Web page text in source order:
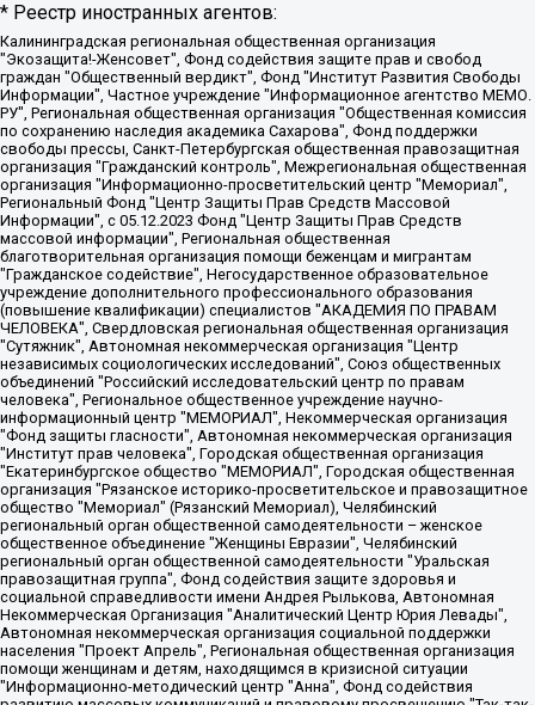
* Реестр иностранных агентов:
Калининградская региональная общественная организация "Экозащита!-Женсовет", Фонд содействия защите прав и свобод граждан "Общественный вердикт", Фонд "Институт Развития Свободы Информации", Частное учреждение "Информационное агентство МЕМО. РУ", Региональная общественная организация "Общественная комиссия по сохранению наследия академика Сахарова", Фонд поддержки свободы прессы, Санкт-Петербургская общественная правозащитная организация "Гражданский контроль", Межрегиональная общественная организация "Информационно-просветительский центр "Мемориал", Региональный Фонд "Центр Защиты Прав Средств Массовой Информации", с 05.12.2023 Фонд "Центр Защиты Прав Средств массовой информации", Региональная общественная благотворительная организация помощи беженцам и мигрантам "Гражданское содействие", Негосударственное образовательное учреждение дополнительного профессионального образования (повышение квалификации) специалистов "АКАДЕМИЯ ПО ПРАВАМ ЧЕЛОВЕКА", Свердловская региональная общественная организация "Сутяжник", Автономная некоммерческая организация "Центр независимых социологических исследований", Союз общественных объединений "Российский исследовательский центр по правам человека", Региональное общественное учреждение научно-информационный центр "МЕМОРИАЛ", Некоммерческая организация "Фонд защиты гласности", Автономная некоммерческая организация "Институт прав человека", Городская общественная организация "Екатеринбургское общество "МЕМОРИАЛ", Городская общественная организация "Рязанское историко-просветительское и правозащитное общество "Мемориал" (Рязанский Мемориал), Челябинский региональный орган общественной самодеятельности – женское общественное объединение "Женщины Евразии", Челябинский региональный орган общественной самодеятельности "Уральская правозащитная группа", Фонд содействия защите здоровья и социальной справедливости имени Андрея Рылькова, Автономная Некоммерческая Организация "Аналитический Центр Юрия Левады", Автономная некоммерческая организация социальной поддержки населения "Проект Апрель", Региональная общественная организация помощи женщинам и детям, находящимся в кризисной ситуации "Информационно-методический центр "Анна", Фонд содействия развитию массовых коммуникаций и правовому просвещению "Так-так-Так", Фонд содействия устойчивому развитию "Серебряная тайга", Свердловский региональный общественный фонд социальных проектов "Новое время", "Idel.Реалии", Кавказ.Реалии, Крым.Реалии, Телеканал Настоящее Время, Татаро-башкирская служба Радио Свобода (Azatliq Radiosi), Радио Свободная Европа/Радио Свобода (PCE/PC), "Сибирь.Реалии", "Фактограф", Благотворительный фонд помощи осужденным и их семьям, Автономная некоммерческая организация "Институт глобализации и социальных движений", Фонд "В защиту прав заключенных", Частное учреждение "Центр поддержки и содействия развитию средств массовой информации", Пензенский региональный общественный благотворительный фонд "Гражданский союз", "Север.Реалии", Некоммерческая организация Фонд "Правовая инициатива", Общество с ограниченной ответственностью "Радио Свободная Европа/Радио Свобода", Чешское информационное агентство "MEDIUM-ORIENT", Красноярская региональная общественная организация "Мы против СПИДа", Камалягин Денис Николаевич, Маркелов Сергей Евгеньевич, Пономарев Лев Александрович, Савицкая Людмила Алексеевна, Автономная некоммерческая организация "Центр по работе с проблемой насилия "НАСИЛИЮ.НЕТ", Межрегиональный профессиональный союз работников здравоохранения "Альянс врачей", Юридическое лицо, зарегистрированное в Латвийской Республике, SIA "Medusa Project" (регистрационный номер 40103797863, дата регистрации 10.06.2014), Некоммерческая организация "Фонд по борьбе с коррупцией", Автономная некоммерческая организация "Институт права и публичной политики", Баданин Роман Сергеевич, Гликин Максим Александрович, Железнова Мария Михайловна, Лукьянова Юлия Сергеевна, Маетная Елизавета Витальевна, Маняхин Петр Борисович, Чуракова Ольга Владимировна, Ярош Юлия Петровна, Юридическое лицо "The Insider SIA", зарегистрированное в Риге, Латвийская Республика (дата регистрации 26.06.2015), являющееся администратором доменного имени интернет-издания "The Insider SIA", https://theins.ru, Постернак Алексей Евгеньевич, Рубин Михаил Аркадьевич, Анин Роман Александрович, Юридическое лицо Istories fonds, зарегистрированное в Латвийской Республике (регистрационный номер 50008295751, дата регистрации 24.02.2020), Великовский Дмитрий Александрович, Долинина Ирина Николаевна, Мароховская Алеся Алексеевна, Шлейнов Роман Юрьевич, Шмагун Олеся Валентиновна, Общество с ограниченной ответственностью "Альтаир 2021", Общество с ограниченной ответственностью "Вега 2021", Общество с ограниченной ответственностью "Главный редактор 2021", Общество с ограниченной ответственностью "Ромашки монолит", Важенков Артем Валерьевич, Ивановская областная общественная организация "Центр гендерных исследований", Гурман Юрий Альбертович, Медиапроект "ОВД-Инфо", Егоров Владимир Владимирович, Жилинский Владимир Александрович, Общество с ограниченной ответственностью "ЗП", Иванова София Юрьевна, Карезина Инна Павловна, Кильтау Екатерина Викторовна, Петров Алексей Викторович, Пискунов Сергей Евгеньевич, Смирнов Сергей Сергеевич, Тихонов Михаил Сергеевич, Общество с ограниченной ответственностью "ЖУРНАЛИСТ-ИНОСТРАННЫЙ АГЕНТ", Арапова Галина Юрьевна, Вольтская Татьяна Анатольевна, Американская компания "Mason G.E.S. Anonymous Foundation" (США), являющаяся владельцем интернет-издания https://mnews.world/, Компания "Stichting Bellingcat", зарегистрированная в Нидерландах (дата регистрации 11.07.2018), Захаров Андрей Вячеславович, Клепиковская Екатерина Дмитриевна, Общество с ограниченной ответственностью "МЕМО", Перл Роман Александрович, Симонов Евгений Алексеевич, Соловьева Елена Анатольевна, Сотников Даниил Владимирович, Сурначева Елизавета Дмитриевна, Автономная некоммерческая организация по защите прав человека и информированию населения "Якутия – Наше Мнение", Общество с ограниченной ответственностью "Москоу диджитал медиа", с 26.01.2023 Общество с ограниченной ответственностью "Чайка Белые сады", Ветошкина Валерия Валерьевна, Заговора Максим Александрович, Межрегиональное общественное движение "Российская ЛГБТ - сеть", Оленичев Максим Владимирович, Павлов Иван Юрьевич, Скворцова Елена Сергеевна, Общество с ограниченной ответственностью "Как бы инагент", Кочетков Игорь Викторович, Общество с ограниченной ответственностью "Честные выборы", Еланчик Олег Александрович, Общество с ограниченной ответственностью "Нобелевский призыв", Гималова Регина Эмилевна, Григорьев Андрей Валерьевич, Григорьева Алина Александровна, Ассоциация по содействию защите прав призывников, альтернативнослужащих и военнослужащих "Правозащитная группа "Гражданин.Армия.Право", Хисамова Регина Фаритовна, Автономная некоммерческая организация по реализации социально-правовых программ "Лилит", Дальневосточное общественное движение "Маяк", Санкт-Петербургская ЛГБТ-инициативная группа "Выход", Инициативная группа ЛГБТ+ "Реверс", Алексеев Андрей Викторович, Бекбулатова Таисия Львовна, Беляев Иван Михайлович, Владыкина Елена Сергеевна, Гельман Марат Александрович, Никульшина Вероника Юрьевна, Толоконникова Надежда Андреевна, Шендерович Виктор Анатольевич, Общество с ограниченной ответственностью "Данное сообщение", Общество с ограниченной ответственностью Издательский дом "Новая глава", Айнбиндер Александра Александровна, Московский комьюнити-центр для ЛГБТ+инициатив, Благотворительный фонд развития филантропии, Deutsche Welle (Германия, Kurt-Schumacher-Strasse 3, 53113 Bonn), Борзунова Мария Михайловна, Воробьев Виктор Викторович, Голубева Анна Львовна, Константинова Алла Михайловна, Малкова Ирина Владимировна, Мурадов Мурад Абдулгалимович, Осетинская Елизавета Николаевна, Понасенков Евгений Николаевич, Ганапольский Матвей Юрьевич, Киселев Евгений Алексеевич, Борухович Ирина Григорьевна, Дремин Иван Тимофеевич, Дубровский Дмитрий Викторович, Красноярская региональная общественная организация поддержки и развития альтернативных образовательных технологий и межкультурных коммуникаций "ИНТЕРРА", Маяковская Екатерина Алексеевна, Фейгин Марк Захарович, Филимонов Андрей Викторович, Дзугкоева Регина Николаевна, Доброхотов Роман Александрович, Дудь Юрий Александрович, Елкин Сергей Владимирович, Кругликов Кирилл Игоревич, Сабунаева Мария Леонидовна, Семенов Алексей Владимирович, Шаинян Карен Багратович, Шульман Екатерина Михайловна, Асафьев Артур Валерьевич, Вахштайн Виктор Семенович, Венедиктов Алексей Алексеевич, Лушникова Екатерина Евгеньевна, Волков Леонид Михайлович, Невзоров Александр Глебович, Пархоменко Сергей Борисович, Сироткин Ярослав Николаевич, Кара-Мурза Владимир Владимирович, Баранова Наталья Владимировна, Гозман Леонид Яковлевич, Кагарлицкий Борис Юльевич, Климарев Михаил Валерьевич, Милов Владимир Станиславович, Автономная некоммерческая организация Краснодарский центр современного искусства "Типография", Моргенштерн Алишер Тагирович, Соболь Любовь Эдуардовна, Общество с ограниченной ответственностью "ЛИЗА НОРМ", Каспаров Гарри Кимович, Ходорковский Михаил Борисович, Общество с ограниченной ответственностью "Апрельские тезисы", Данилович Ирина Брониславовна, Кашин Олег Владимирович, Петров Николай Владимирович, Пивоваров Алексей Владимирович, Соколов Михаил Владимирович, Цветкова Юлия Владимировна, Чичваркин Евгений Александрович, Комитет против пыток/Команда против пыток, Общество с ограниченной ответственностью "Первый научный", Общество с ограниченной ответственностью "Вертолет и ко", Белоцерковская Вероника Борисовна, Кац Максим Евгеньевич, Лазарева Татьяна Юрьевна, Шаведдинов Руслан Табризович, Яшин Илья Валерьевич, Общество с ограниченной ответственностью "Иноагент ААВ", Алешковский Дмитрий Петрович, Альбац Евгения Марковна, Быков Дмитрий Львович, Галямина Юлия Евгеньевна, Лойко Сергей Леонидович, Мартынов Кирилл Константинович, Медведев Сергей Александрович, Крашенинников Федор Геннадиевич, Гордеева Катерина Вл